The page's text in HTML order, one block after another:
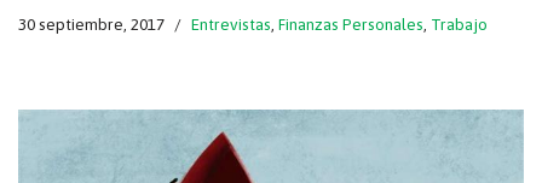
30 septiembre, 2017 Entrevistas Finanzas Personales Trabajo